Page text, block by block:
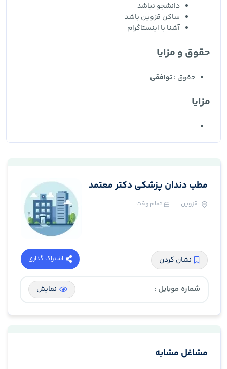
دانشجو نباشد
ساکن قزوین باشد
آشنا با اینستاگرام
حقوق و مزایا
حقوق :توافقی
مزایا
مطب دندان پزشکی دکتر معتمد
قزوین تمام وقت
نشان کردن اشتراک گذاری
شماره موبایل : نمایش
مشاغل مشابه